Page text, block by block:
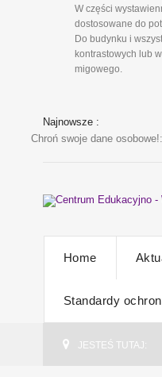
W części
dostosowane do
Do budynku i
kontrastowych lub
migowego.
Najnowsze :
Chroń swoje dane osobowe!
Home
Standardy
JESTEŚ TUTAJ: